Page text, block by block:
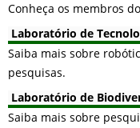
Conheça os membros
Laboratório de
Saiba mais sobre
pesquisas.
Laboratório de
Saiba mais sobre